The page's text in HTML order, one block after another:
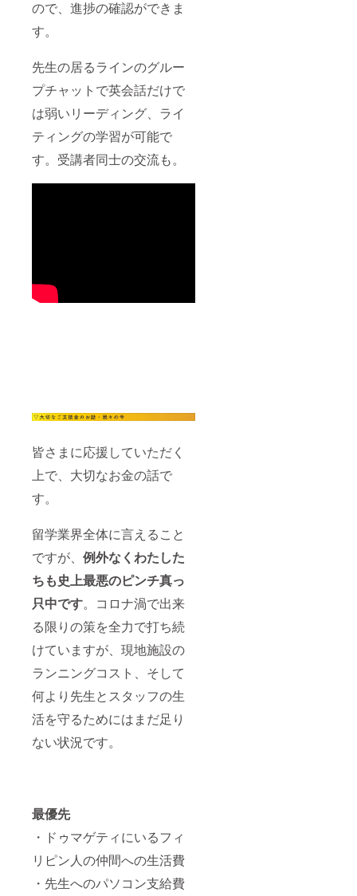
ので、進捗の確認ができま
す。
先生の居るラインのグルー
プチャットで英会話だけで
は弱いリーディング、ライ
ティングの学習が可能で
す。受講者同士の交流も。
皆さまに応援していただく
上で、大切なお金の話で
す。
留学業界全体に言えること
ですが、 例外なくわたした
ちも史上最悪のピンチ真っ
只中です。コロナ渦で出来
る限りの策を全力で打ち続
けていますが、現地施設の
ランニングコスト、そして
何より先生とスタッフの生
活を守るためにはまだ足り
ない状況です。
最優先
・ドゥマゲティにいるフィ
リピン人の仲間への生活費
・先生へのパソコン支給費